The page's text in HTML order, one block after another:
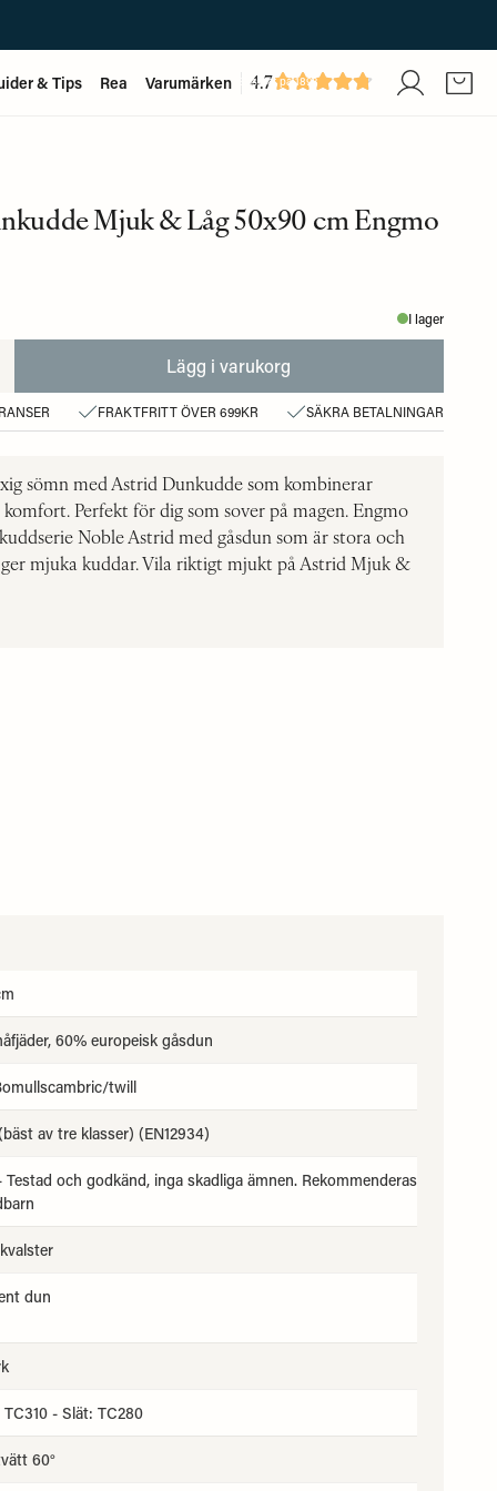
& Tips Rea Varumärken 4.7
Baserat på1893
Mjuk & Låg 50x90 cm Engmo
I lager
Lägg i varukorg
FRAKTFRITT ÖVER 699KR SÄKRA BETALNINGAR
sömn med Astrid Dunkudde som kombinerar
Perfekt för dig som sover på magen. Engmo
Noble Astrid med gåsdun som är stora och
mjuka kuddar. Vila riktigt mjukt på Astrid Mjuk &
60% europeisk gåsdun
twill
av tre klasser) (EN12934)
Testad och godkänd, inga skadliga ämnen. Rekommenderas
dun
TC310 - Slät: TC280
60°